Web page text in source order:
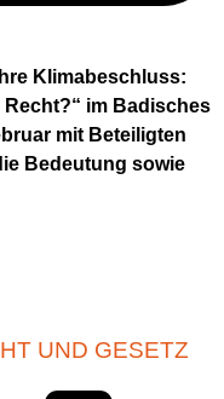
Klimabeschluss:
im Badisches
mit Beteiligten
Bedeutung sowie
UND GESETZ